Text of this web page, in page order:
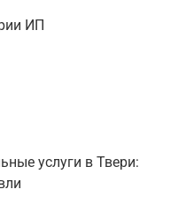
ИП
услуги в Твери: